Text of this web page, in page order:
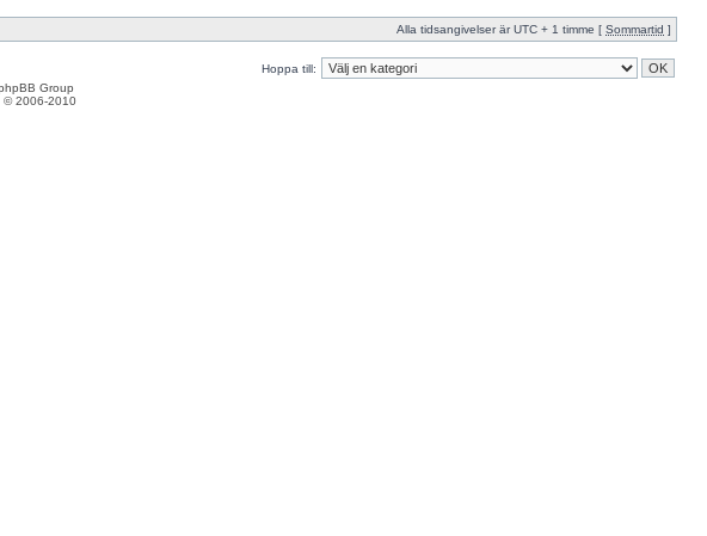
Alla tidsangivelser är UTC + 1 timme [ Sommartid ]
Hoppa till:
Group
© 2006-2010